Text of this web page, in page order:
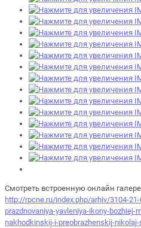
Смотреть встроенную онлайн
http://rpcne.ru/index.php/arhiv/3104-
prazdnovaniya-yavleniya-ikony-bozhiej-
nakhodkinskij-i-preobrazhenskij-